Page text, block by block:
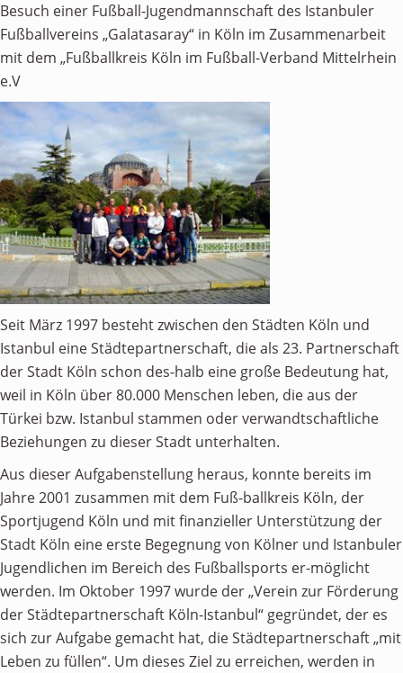
Besuch einer Fußball-Jugendmannschaft des Istanbuler
Fußballvereins „Galatasaray“ in Köln im Zusammenarbeit
mit dem „Fußballkreis Köln im Fußball-Verband Mittelrhein
e.V
Seit März 1997 besteht zwischen den Städten Köln und
Istanbul eine Städtepartnerschaft, die als 23. Partnerschaft
der Stadt Köln schon des-halb eine große Bedeutung hat,
weil in Köln über 80.000 Menschen leben, die aus der
Türkei bzw. Istanbul stammen oder verwandtschaftliche
Beziehungen zu dieser Stadt unterhalten.
Aus dieser Aufgabenstellung heraus, konnte bereits im
Jahre 2001 zusammen mit dem Fuß-ballkreis Köln, der
Sportjugend Köln und mit finanzieller Unterstützung der
Stadt Köln eine erste Begegnung von Kölner und Istanbuler
Jugendlichen im Bereich des Fußballsports er-möglicht
werden. Im Oktober 1997 wurde der „Verein zur Förderung
der Städtepartnerschaft Köln-Istanbul“ gegründet, der es
sich zur Aufgabe gemacht hat, die Städtepartnerschaft „mit
Leben zu füllen“. Um dieses Ziel zu erreichen, werden in
Satzung
Unsere Spender/Sponsoren
KONTAKT